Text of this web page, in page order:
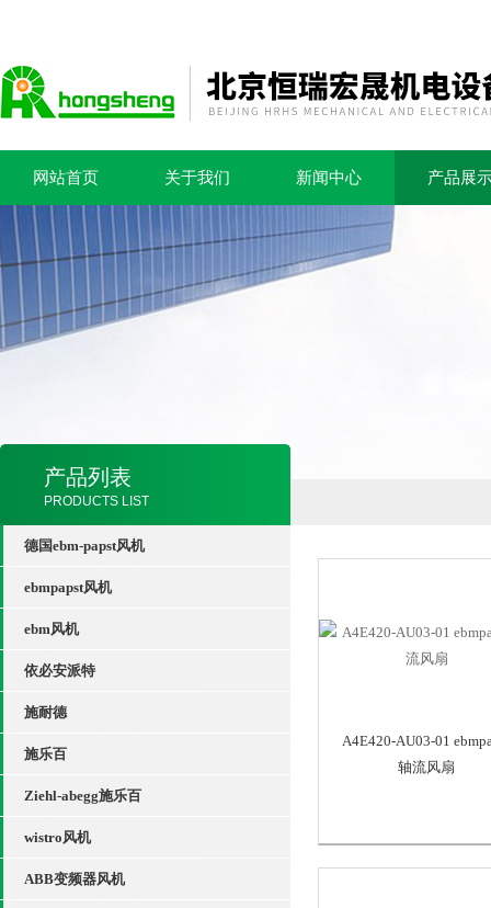
网站首页 关于我们 新闻中心 产品展
产品列表
PRODUCTS LIST
德国ebm-papst风机
ebmpapst风机
ebm风机
依必安派特
施耐德
施乐百
Ziehl-abegg施乐百
wistro风机
ABB变频器风机
A4E420-AU03-01
轴流风扇